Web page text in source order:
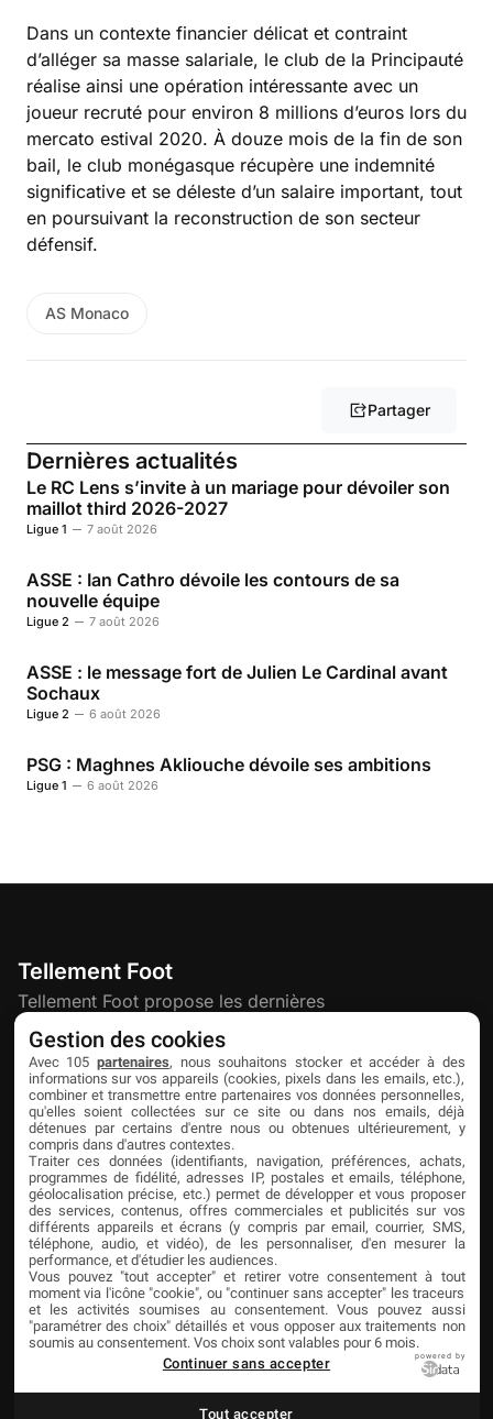
Dans un contexte financier délicat et contraint
d’alléger sa masse salariale, le club de la Principauté
réalise ainsi une opération intéressante avec un
joueur recruté pour environ 8 millions d’euros lors du
mercato estival 2020. À douze mois de la fin de son
bail, le club monégasque récupère une indemnité
significative et se déleste d’un salaire important, tout
en poursuivant la reconstruction de son secteur
défensif.
AS Monaco
Partager
Dernières actualités
Le RC Lens s’invite à un mariage pour dévoiler son
maillot third 2026-2027
Ligue 1 7 août 2026
ASSE : Ian Cathro dévoile les contours de sa
nouvelle équipe
Ligue 2 7 août 2026
ASSE : le message fort de Julien Le Cardinal avant
Sochaux
Ligue 2 6 août 2026
PSG : Maghnes Akliouche dévoile ses ambitions
Ligue 1 6 août 2026
Tellement Foot
Tellement Foot propose les dernières
actualités et nouveautés créatives dédiées
au football.
Découvrir
À propos
Contact
Publicité
Liens utiles
Mentions légales
Confidentialité
Cookies
Partenaires
Livefoot
Jeunesfooteux
Tólmi Studio
King Score
Foot en France
Football Addict
Gestion des cookies
Avec 105 partenaires, nous souhaitons stocker et accéder à des
informations sur vos appareils (cookies, pixels dans les emails, etc.),
combiner et transmettre entre partenaires vos données personnelles,
qu'elles soient collectées sur ce site ou dans nos emails, déjà
détenues par certains d'entre nous ou obtenues ultérieurement, y
compris dans d'autres contextes.
Traiter ces données (identifiants, navigation, préférences, achats,
programmes de fidélité, adresses IP, postales et emails, téléphone,
géolocalisation précise, etc.) permet de développer et vous proposer
des services, contenus, offres commerciales et publicités sur vos
différents appareils et écrans (y compris par email, courrier, SMS,
téléphone, audio, et vidéo), de les personnaliser, d'en mesurer la
performance, et d'étudier les audiences.
Vous pouvez "tout accepter" et retirer votre consentement à tout
moment via l'icône "cookie", ou "continuer sans accepter" les traceurs
et les activités soumises au consentement. Vous pouvez aussi
"paramétrer des choix" détaillés et vous opposer aux traitements non
soumis au consentement. Vos choix sont valables pour 6 mois.
Continuer sans accepter
powered by
Tout accepter